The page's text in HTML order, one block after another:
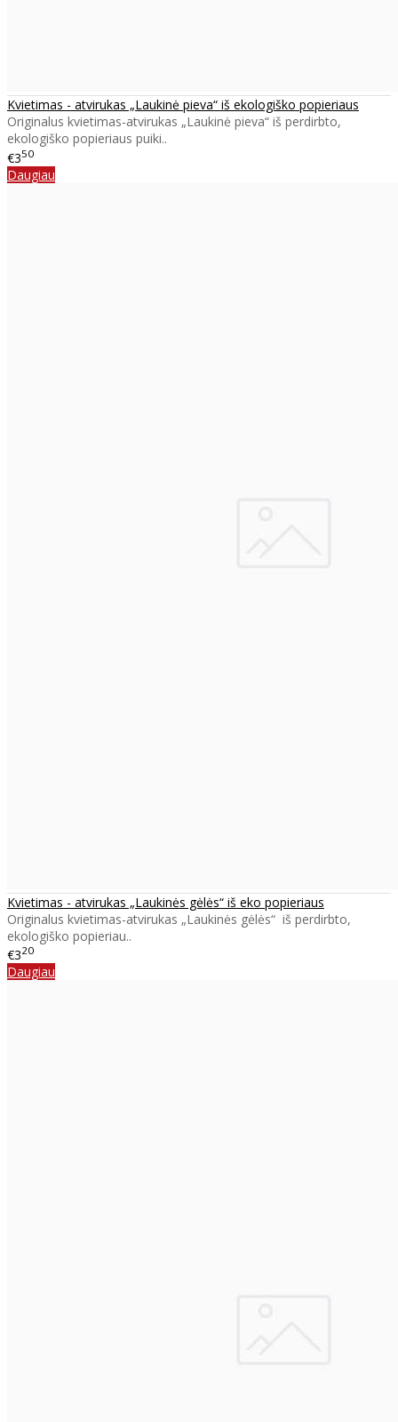
Kvietimas - atvirukas „Laukinė pieva“ iš ekologiško popieriaus
Originalus kvietimas-atvirukas „Laukinė pieva“ iš perdirbto,
ekologiško popieriaus puiki..
€350
Daugiau
Kvietimas - atvirukas „Laukinės gėlės“ iš eko popieriaus
Originalus kvietimas-atvirukas „Laukinės gėlės“ iš perdirbto,
ekologiško popieriau..
€320
Daugiau